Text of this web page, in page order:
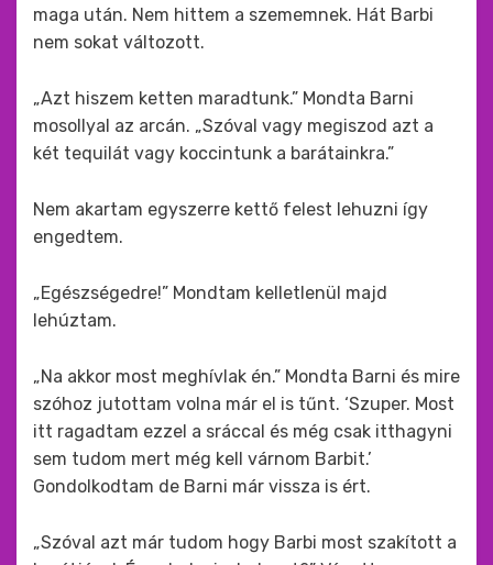
maga után. Nem hittem a szememnek. Hát Barbi
nem sokat változott.
„Azt hiszem ketten maradtunk.” Mondta Barni
mosollyal az arcán. „Szóval vagy megiszod azt a
két tequilát vagy koccintunk a barátainkra.”
Nem akartam egyszerre kettő felest lehuzni így
engedtem.
„Egészségedre!” Mondtam kelletlenül majd
lehúztam.
„Na akkor most meghívlak én.” Mondta Barni és mire
szóhoz jutottam volna már el is tűnt. ‘Szuper. Most
itt ragadtam ezzel a sráccal és még csak itthagyni
sem tudom mert még kell várnom Barbit.’
Gondolkodtam de Barni már vissza is ért.
„Szóval azt már tudom hogy Barbi most szakított a